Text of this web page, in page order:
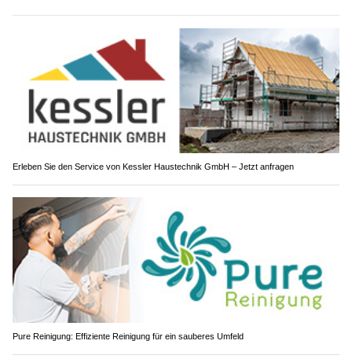
Erleben Sie den Service von Kessler Haustechnik GmbH – Jetzt anfragen
Pure Reinigung: Effiziente Reinigung für ein sauberes Umfeld